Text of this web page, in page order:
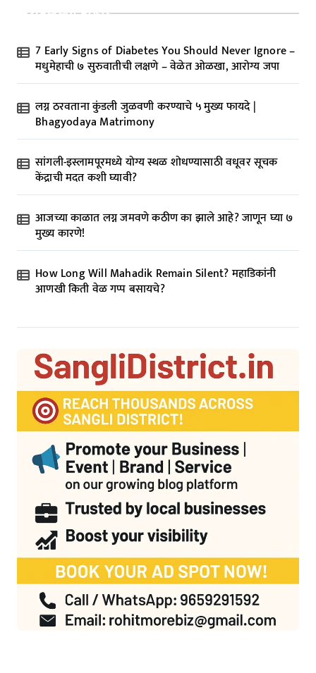
i
n
a
t
i
o
n
Recent Posts
7 Early Signs of Diabetes You Should Never Ignore –
मधुमेहाची ७ सुरुवातीची लक्षणे – वेळेत ओळखा, आरोग्य जपा
लग्न ठरवताना कुंडली जुळवणी करण्याचे ५ मुख्य फायदे |
Bhagyodaya Matrimony
सांगली-इस्लामपूरमध्ये योग्य स्थळ शोधण्यासाठी वधूवर सूचक
केंद्राची मदत कशी घ्यावी?
आजच्या काळात लग्न जमवणे कठीण का झाले आहे? जाणून घ्या ७
मुख्य कारणे!
How Long Will Mahadik Remain Silent? महाडिकांनी
आणखी किती वेळ गप्प बसायचे?